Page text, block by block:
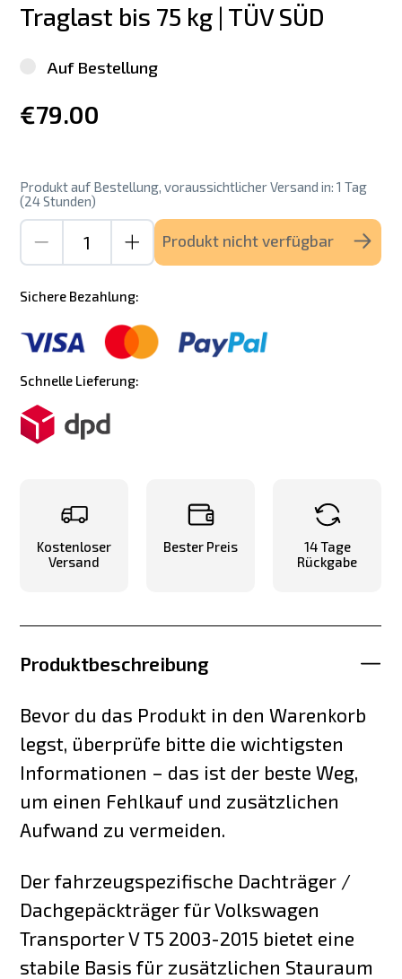
Traglast bis 75 kg | TÜV SÜD
Auf Bestellung
€79.00
Produkt auf Bestellung, voraussichtlicher Versand in: 1 Tag
(24 Stunden)
Produkt nicht verfügbar
Sichere Bezahlung:
Schnelle Lieferung:
Kostenloser
Versand
Bester Preis
14 Tage
Rückgabe
Produktbeschreibung
Bevor du das Produkt in den Warenkorb
legst, überprüfe bitte die wichtigsten
Informationen – das ist der beste Weg,
um einen Fehlkauf und zusätzlichen
Aufwand zu vermeiden.
Der fahrzeugspezifische Dachträger /
Dachgepäckträger für Volkswagen
Transporter V T5 2003-2015 bietet eine
stabile Basis für zusätzlichen Stauraum